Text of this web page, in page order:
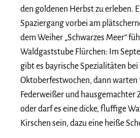
den goldenen Herbst zu erleben.
Spaziergang vorbei am
dem Weiher „Schwarzes Meer“
Waldgaststube Flürchen: Im
gibt es bayrische Spezialitäten bei
Oktoberfestwochen, dann warten
Federweißer und hausgemachter
oder darf es eine dicke, fluffige
Kirschen sein, dazu eine heiße